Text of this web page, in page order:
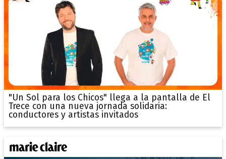
"Un Sol para los Chicos" llega a la pantalla de El
Trece con una nueva jornada solidaria:
conductores y artistas invitados